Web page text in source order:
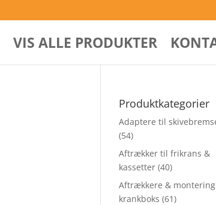
VIS ALLE PRODUKTER
Produktkategorier
Adaptere til
(54)
Aftrækker til frikrans &
kassetter (40)
Aftrækkere &
krankboks (61)